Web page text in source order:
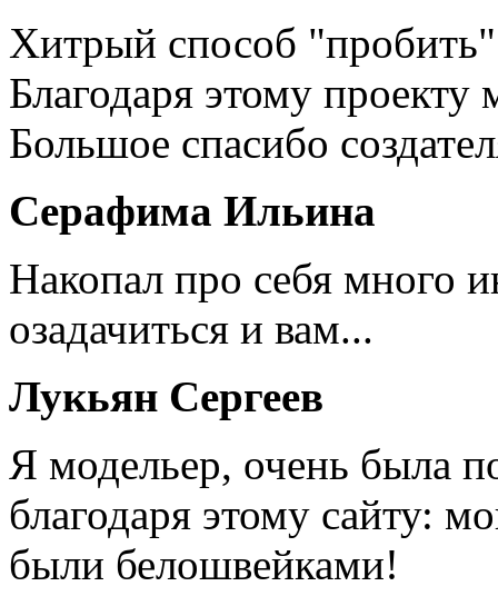
Хитрый способ
Благодаря этому
Большое спасибо
Серафима Ильина
Накопал про себя много
озадачиться и вам...
Лукьян Сергеев
Я модельер, очень была
благодаря этому сайту:
были белошвейками!